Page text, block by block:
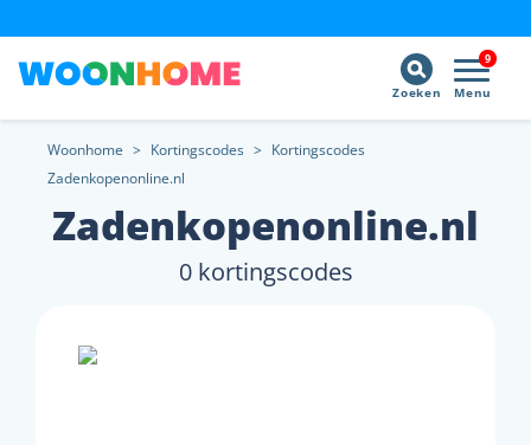
9
Menu
Zoeken
Woonhome > Kortingscodes > Kortingscodes
Zadenkopenonline.nl
Zadenkopenonline.nl
0 kortingscodes